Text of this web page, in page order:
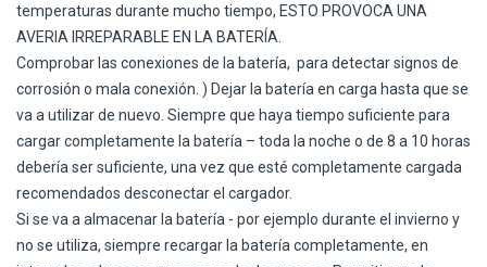
temperaturas durante mucho tiempo, ESTO PROVOCA UNA
AVERIA IRREPARABLE EN LA BATERÍA.
Comprobar las conexiones de la batería, para detectar signos de
corrosión o mala conexión. ) Dejar la batería en carga hasta que se
va a utilizar de nuevo. Siempre que haya tiempo suficiente para
cargar completamente la batería – toda la noche o de 8 a 10 horas
debería ser suficiente, una vez que esté completamente cargada
recomendados desconectar el cargador.
Si se va a almacenar la batería - por ejemplo durante el invierno y
no se utiliza, siempre recargar la batería completamente, en